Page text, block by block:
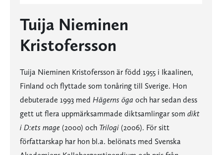
Tuija Nieminen
Kristofersson
Tuija Nieminen Kristofersson är född 1955 i Ikaalinen,
Finland och flyttade som tonåring till Sverige. Hon
debuterade 1993 med Hägerns öga och har sedan dess
gett ut flera uppmärksammade diktsamlingar som dikt
i D:ets mage (2000) och Trilogi (2006). För sitt
författarskap har hon bl.a. belönats med Svenska